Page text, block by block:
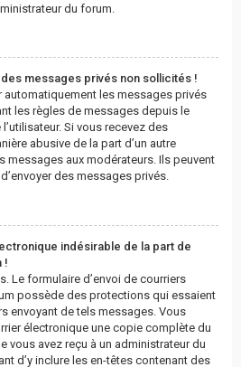
du forum.
messages privés non sollicités !
les messages privés
les règles de messages depuis le
Si vous recevez des
abusive de la part d’un autre
messages aux modérateurs. Ils peuvent
des messages privés.
indésirable de la part de
!
Le formulaire d’envoi de courriers
possède des protections qui essaient
envoyant de tels messages. Vous
électronique une copie complète du
vous avez reçu à un administrateur du
d’y inclure les en-têtes contenant des